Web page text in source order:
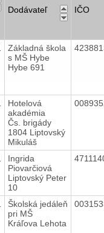
Dodávateľ IČO
Základná škola
s MŠ Hybe
Hybe 691
Hotelová
akadémia
Čs. brigády
1804 Liptovský
Mikuláš
Ingrida
Piovarčiová
Liptovský Peter
10
Školská jedáleň
pri MŠ
Kráľova Lehota